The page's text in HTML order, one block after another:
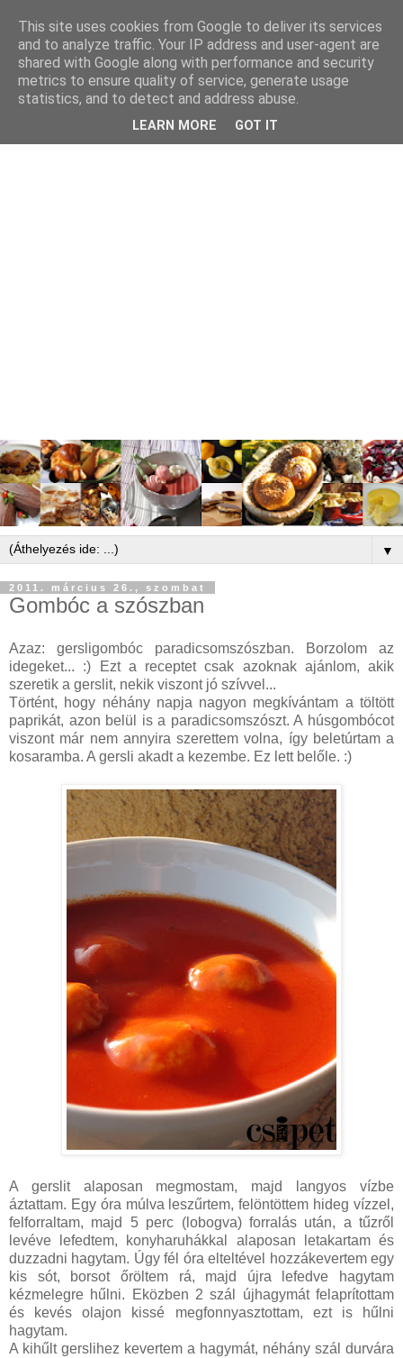
▼
2011. március 26., szombat
Gombóc a szószban
Azaz: gersligombóc paradicsomszószban. Borzolom az
idegeket... :) Ezt a receptet csak azoknak ajánlom, akik
szeretik a gerslit, nekik viszont jó szívvel...
Történt, hogy néhány napja nagyon megkívántam a töltött
paprikát, azon belül is a paradicsomszószt. A húsgombócot
viszont már nem annyira szerettem volna, így beletúrtam a
kosaramba. A gersli akadt a kezembe. Ez lett belőle. :)
A gerslit alaposan megmostam, majd langyos vízbe
áztattam. Egy óra múlva leszűrtem, felöntöttem hideg vízzel,
felforraltam, majd 5 perc (lobogva) forralás után, a tűzről
levéve lefedtem, konyharuhákkal alaposan letakartam és
duzzadni hagytam. Úgy fél óra elteltével hozzákevertem egy
kis sót, borsot őröltem rá, majd újra lefedve hagytam
kézmelegre hűlni. Eközben 2 szál újhagymát felaprítottam
és kevés olajon kissé megfonnyasztottam, ezt is hűlni
hagytam.
A kihűlt gerslihez kevertem a hagymát, néhány szál durvára
This site uses cookies from Google to deliver its services
and to analyze traffic. Your IP address and user-agent are
shared with Google along with performance and security
metrics to ensure quality of service, generate usage
statistics, and to detect and address abuse.
LEARN MORE GOT IT